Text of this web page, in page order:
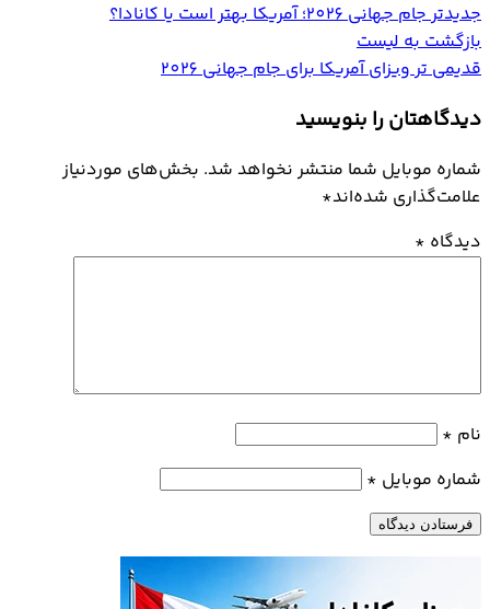
جدیدترجام جهانی 2026؛ آمریکا بهتر است یا کانادا؟
بازگشت به لیست
قدیمی تر ویزای آمریکا برای جام جهانی 2026
دیدگاهتان را بنویسید
شماره موبایل شما منتشر نخواهد شد. بخش‌های موردنیاز
علامت‌گذاری شده‌اند*
دیدگاه *
نام *
شماره موبایل *